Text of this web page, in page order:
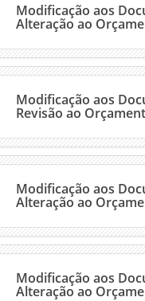
Modificação aos
Alteração ao
Modificação aos
Revisão ao
Modificação aos
Alteração ao
Modificação aos
Alteração ao